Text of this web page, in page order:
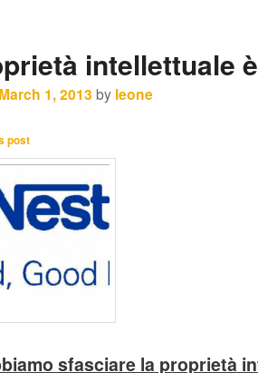
intellettuale
March 1, 2013 by leone
post
sfasciare la proprietà